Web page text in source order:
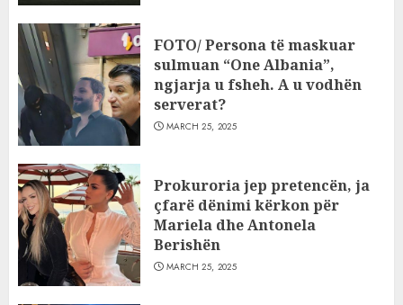
FOTO/ Persona të maskuar
sulmuan “One Albania”,
ngjarja u fsheh. A u vodhën
serverat?
MARCH 25, 2025
Prokuroria jep pretencën, ja
çfarë dënimi kërkon për
Mariela dhe Antonela
Berishën
MARCH 25, 2025